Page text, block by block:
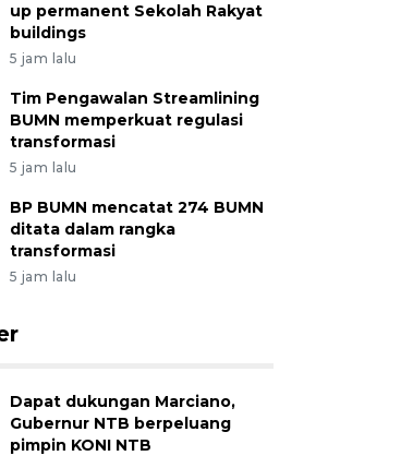
up permanent Sekolah Rakyat
buildings
5 jam lalu
Tim Pengawalan Streamlining
BUMN memperkuat regulasi
transformasi
5 jam lalu
BP BUMN mencatat 274 BUMN
ditata dalam rangka
transformasi
5 jam lalu
Dapat dukungan Marciano,
Gubernur NTB berpeluang
pimpin KONI NTB